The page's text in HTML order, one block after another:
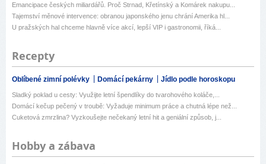
Emancipace českých miliardářů. Proč Strnad, Křetínský a Komárek nakupu...
Tajemství měnové intervence: obranou japonského jenu chrání Amerika hl...
U pražských hal chceme hlavně více akcí, lepší VIP i gastronomii, říká...
Recepty
Oblíbené zimní polévky Domácí pekárny Jídlo podle horoskopu
Sladký poklad u cesty: Využijte letní špendlíky do tvarohového koláče,...
Domácí kečup pečený v troubě: Vyžaduje minimum práce a chutná lépe než...
Cuketová zmrzlina? Vyzkoušejte nečekaný letní hit a geniální způsob, j...
Hobby a zábava